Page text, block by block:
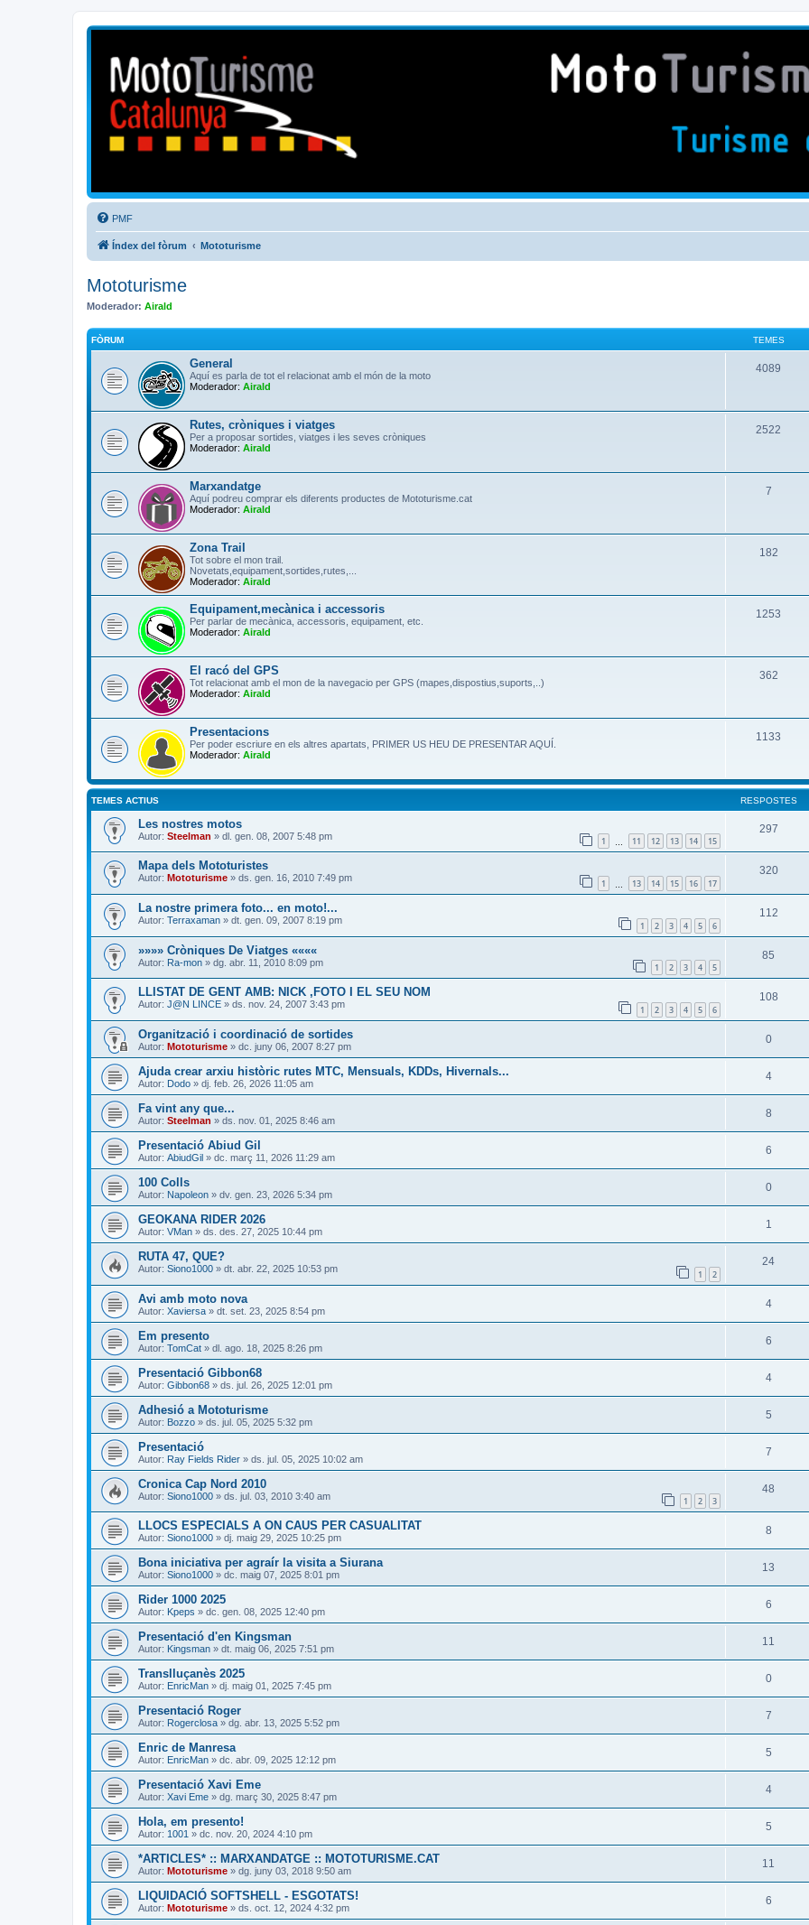
Mototurisme
Turisme en moto en català
PMF
Índex del fòrum Mototurisme
Mototurisme
Moderador: Airald
FÒRUM TEMES
General
Aquí es parla de tot el relacionat amb el món de la moto
Moderador: Airald
4089
Rutes, cròniques i viatges
Per a proposar sortides, viatges i les seves cròniques
Moderador: Airald
2522
Marxandatge
Aquí podreu comprar els diferents productes de Mototurisme.cat
Moderador: Airald
7
Zona Trail
Tot sobre el mon trail.
Novetats,equipament,sortides,rutes,...
Moderador: Airald
182
Equipament,mecànica i accessoris
Per parlar de mecànica, accessoris, equipament, etc.
Moderador: Airald
1253
El racó del GPS
Tot relacionat amb el mon de la navegacio per GPS (mapes,dispostius,suports,..)
Moderador: Airald
362
Presentacions
Per poder escriure en els altres apartats, PRIMER US HEU DE PRESENTAR AQUÍ.
Moderador: Airald
1133
TEMES ACTIUS RESPOSTES
Les nostres motos
Autor: Steelman » dl. gen. 08, 2007 5:48 pm 1 11 12 13 14 15
297
Mapa dels Mototuristes
Autor: Mototurisme » ds. gen. 16, 2010 7:49 pm 1 13 14 15 16 17
320
La nostre primera foto... en moto!...
Autor: Terraxaman » dt. gen. 09, 2007 8:19 pm 1 2 3 4 5 6
112
»»»» Cròniques De Viatges ««««
Autor: Ra-mon » dg. abr. 11, 2010 8:09 pm 1 2 3 4 5
85
LLISTAT DE GENT AMB: NICK ,FOTO I EL SEU NOM
Autor: J@N LINCE » ds. nov. 24, 2007 3:43 pm 1 2 3 4 5 6
108
Organització i coordinació de sortides
Autor: Mototurisme » dc. juny 06, 2007 8:27 pm
0
Ajuda crear arxiu històric rutes MTC, Mensuals, KDDs, Hivernals...
Autor: Dodo » dj. feb. 26, 2026 11:05 am
4
Fa vint any que...
Autor: Steelman » ds. nov. 01, 2025 8:46 am
8
Presentació Abiud Gil
Autor: AbiudGil » dc. març 11, 2026 11:29 am
6
100 Colls
Autor: Napoleon » dv. gen. 23, 2026 5:34 pm
0
GEOKANA RIDER 2026
Autor: VMan » ds. des. 27, 2025 10:44 pm
1
RUTA 47, QUE?
Autor: Siono1000 » dt. abr. 22, 2025 10:53 pm 1 2
24
Avi amb moto nova
Autor: Xaviersa » dt. set. 23, 2025 8:54 pm
4
Em presento
Autor: TomCat » dl. ago. 18, 2025 8:26 pm
6
Presentació Gibbon68
Autor: Gibbon68 » ds. jul. 26, 2025 12:01 pm
4
Adhesió a Mototurisme
Autor: Bozzo » ds. jul. 05, 2025 5:32 pm
5
Presentació
Autor: Ray Fields Rider » ds. jul. 05, 2025 10:02 am
7
Cronica Cap Nord 2010
Autor: Siono1000 » ds. jul. 03, 2010 3:40 am 1 2 3
48
LLOCS ESPECIALS A ON CAUS PER CASUALITAT
Autor: Siono1000 » dj. maig 29, 2025 10:25 pm
8
Bona iniciativa per agraír la visita a Siurana
Autor: Siono1000 » dc. maig 07, 2025 8:01 pm
13
Rider 1000 2025
Autor: Kpeps » dc. gen. 08, 2025 12:40 pm
6
Presentació d'en Kingsman
Autor: Kingsman » dt. maig 06, 2025 7:51 pm
11
Translluçanès 2025
Autor: EnricMan » dj. maig 01, 2025 7:45 pm
0
Presentació Roger
Autor: Rogerclosa » dg. abr. 13, 2025 5:52 pm
7
Enric de Manresa
Autor: EnricMan » dc. abr. 09, 2025 12:12 pm
5
Presentació Xavi Eme
Autor: Xavi Eme » dg. març 30, 2025 8:47 pm
4
Hola, em presento!
Autor: 1001 » dc. nov. 20, 2024 4:10 pm
5
*ARTICLES* :: MARXANDATGE :: MOTOTURISME.CAT
Autor: Mototurisme » dg. juny 03, 2018 9:50 am
11
LIQUIDACIÓ SOFTSHELL - ESGOTATS!
Autor: Mototurisme » ds. oct. 12, 2024 4:32 pm
6